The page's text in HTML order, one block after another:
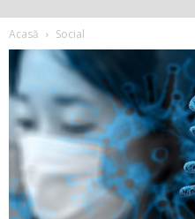
Acasă Social